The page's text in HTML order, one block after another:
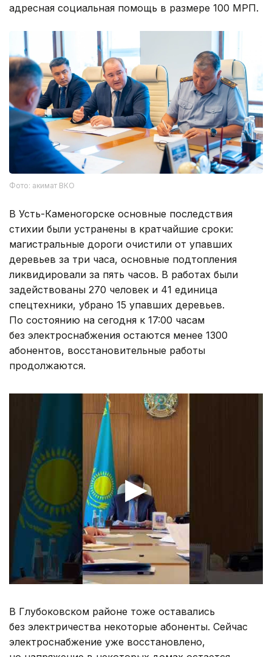
адресная социальная помощь в размере 100 МРП.
Фото: акимат ВКО
В Усть-Каменогорске основные последствия
стихии были устранены в кратчайшие сроки:
магистральные дороги очистили от упавших
деревьев за три часа, основные подтопления
ликвидировали за пять часов. В работах были
задействованы 270 человек и 41 единица
спецтехники, убрано 15 упавших деревьев.
По состоянию на сегодня к 17:00 часам
без электроснабжения остаются менее 1300
абонентов, восстановительные работы
продолжаются.
В Глубоковском районе тоже оставались
без электричества некоторые абоненты. Сейчас
электроснабжение уже восстановлено,